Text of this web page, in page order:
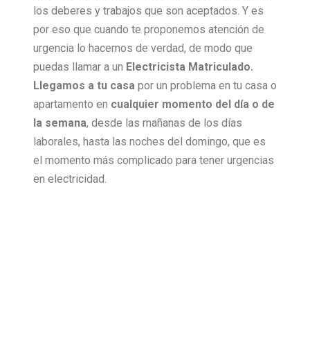
los deberes y trabajos que son aceptados. Y es
por eso que cuando te proponemos atención de
urgencia lo hacemos de verdad, de modo que
puedas llamar a un Electricista Matriculado.
Llegamos a tu casa por un problema en tu casa o
apartamento en cualquier momento del día o de
la semana, desde las mañanas de los días
laborales, hasta las noches del domingo, que es
el momento más complicado para tener urgencias
en electricidad.